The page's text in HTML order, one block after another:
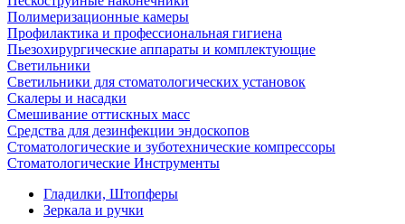
Полимеризационные камеры
Профилактика и профессиональная гигиена
Пьезохирургические аппараты и комплектующие
Светильники
Светильники для стоматологических установок
Скалеры и насадки
Смешивание оттискных масс
Средства для дезинфекции эндоскопов
Стоматологические и зуботехнические компрессоры
Стоматологические Инструменты
Гладилки, Штопферы
Зеркала и ручки